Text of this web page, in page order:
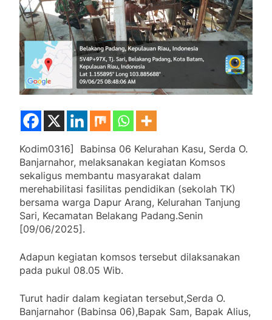
Kodim0316] Babinsa 06 Kelurahan Kasu, Serda O.
Banjarnahor, melaksanakan kegiatan Komsos
sekaligus membantu masyarakat dalam
merehabilitasi fasilitas pendidikan (sekolah TK)
bersama warga Dapur Arang, Kelurahan Tanjung
Sari, Kecamatan Belakang Padang.Senin
[09/06/2025].
Adapun kegiatan komsos tersebut dilaksanakan
pada pukul 08.05 Wib.
Turut hadir dalam kegiatan tersebut,Serda O.
Banjarnahor (Babinsa 06),Bapak Sam, Bapak Alius,